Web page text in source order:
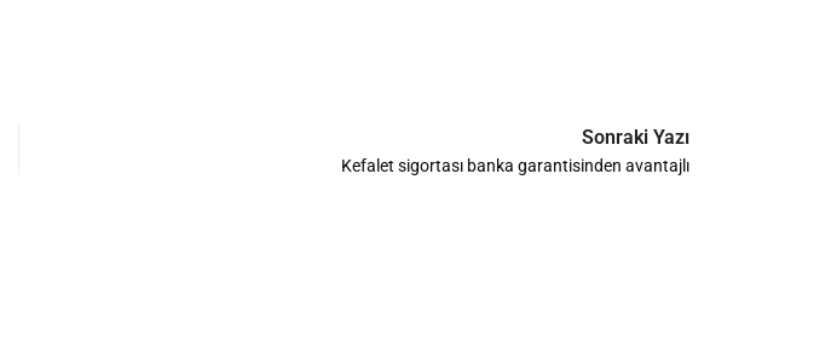
Sonraki Yazı
Kefalet sigortası banka garantisinden avantajlı